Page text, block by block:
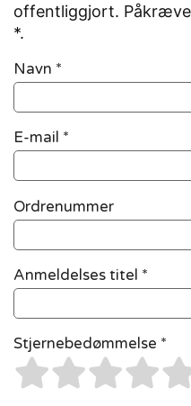
offentliggjort.
*.
Navn *
E-mail *
Ordrenummer
Anmeldelses titel *
Stjernebedømmelse *